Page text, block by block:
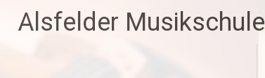
InhaltAlsfelder Musikschule